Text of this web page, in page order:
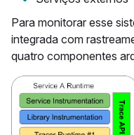
Para monitorar esse
integrada com
quatro componentes